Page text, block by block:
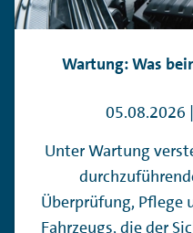
Wartung: Was
05.08.2026
Unter Wartung
Überprüfung, Pflege
Fahrzeugs, die der